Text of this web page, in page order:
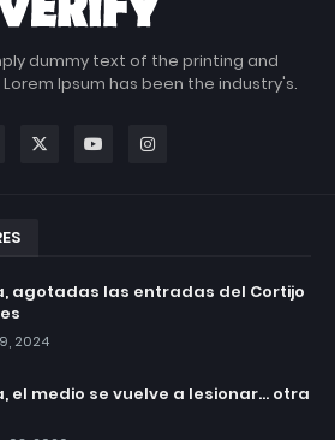
dummy text of the printing and
Ipsum has been the industry's.
agotadas las entradas del Cortijo
2024
el medio se vuelve a lesionar... otra